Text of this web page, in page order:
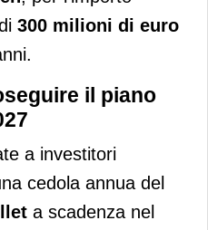
300 milioni di euro
il piano
a investitori
cedola annua del
a scadenza nel